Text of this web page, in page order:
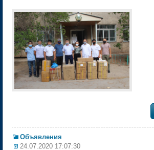
Объявления
24.07.2020 17:07:30